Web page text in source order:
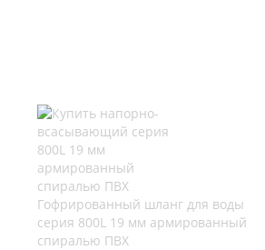
Гофрированный шланг для воды
серия 800L 19 мм армированный
спиралью ПВХ